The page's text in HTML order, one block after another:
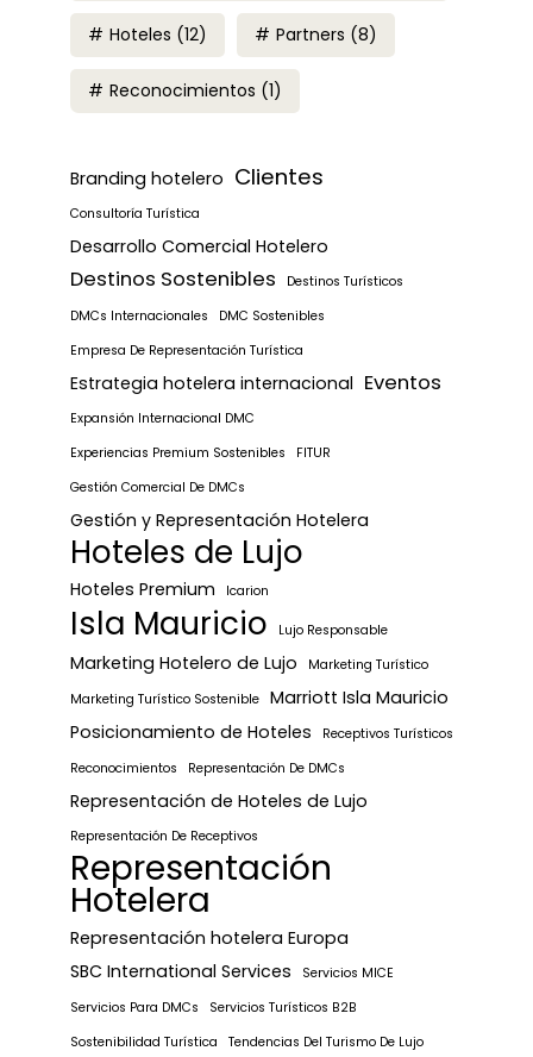
Hoteles (12) Partners (8)
Reconocimientos (1)
Branding hotelero Clientes
Consultoría Turística
Desarrollo Comercial Hotelero
Destinos Sostenibles
Destinos Turísticos
DMCs Internacionales
DMC Sostenibles
Empresa De Representación Turística
Estrategia hotelera internacional Eventos
Expansión Internacional DMC
Experiencias Premium Sostenibles
FITUR
Gestión Comercial De DMCs
Gestión y Representación Hotelera
Hoteles de Lujo
Hoteles Premium Icarion
Isla Mauricio Lujo Responsable
Marketing Hotelero de Lujo
Marketing Turístico
Marketing Turístico Sostenible Marriott Isla Mauricio
Posicionamiento de Hoteles
Receptivos Turísticos
Reconocimientos
Representación De DMCs
Representación de Hoteles de Lujo
Representación De Receptivos
Representación
Hotelera
Representación hotelera Europa
SBC International Services
Servicios MICE
Servicios Para DMCs
Servicios Turísticos B2B
Sostenibilidad Turística
Tendencias Del Turismo De Lujo